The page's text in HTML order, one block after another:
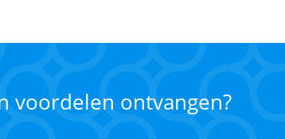
voordelen ontvangen?